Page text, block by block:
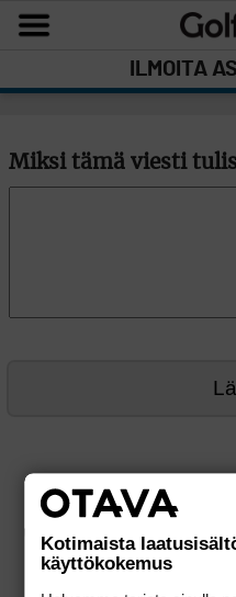
ILMOITA
Miksi tämä viesti
Kotimaista
käyttökokemus